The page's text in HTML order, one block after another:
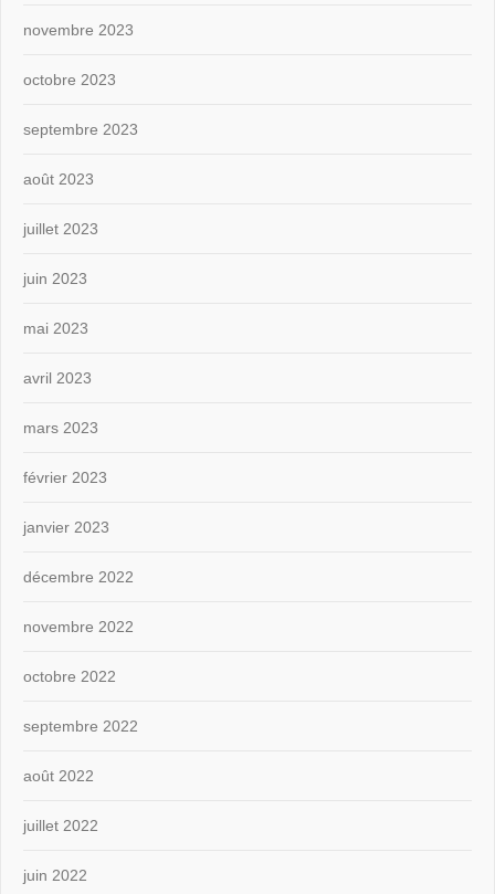
novembre 2023
octobre 2023
septembre 2023
août 2023
juillet 2023
juin 2023
mai 2023
avril 2023
mars 2023
février 2023
janvier 2023
décembre 2022
novembre 2022
octobre 2022
septembre 2022
août 2022
juillet 2022
juin 2022